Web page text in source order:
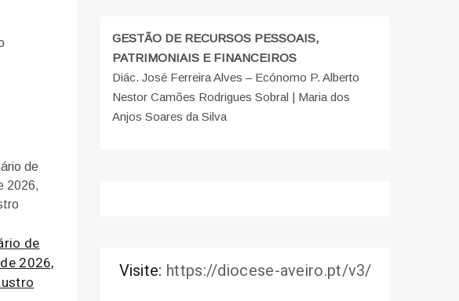
de
2026,
GESTÃO DE RECURSOS PESSOAIS,
PATRIMONIAIS E FINANCEIROS
Diác. José Ferreira Alves – Ecónomo P. Alberto
Nestor Camões Rodrigues Sobral | Maria dos
Anjos Soares da Silva
Visite: https://diocese-aveiro.pt/v3/